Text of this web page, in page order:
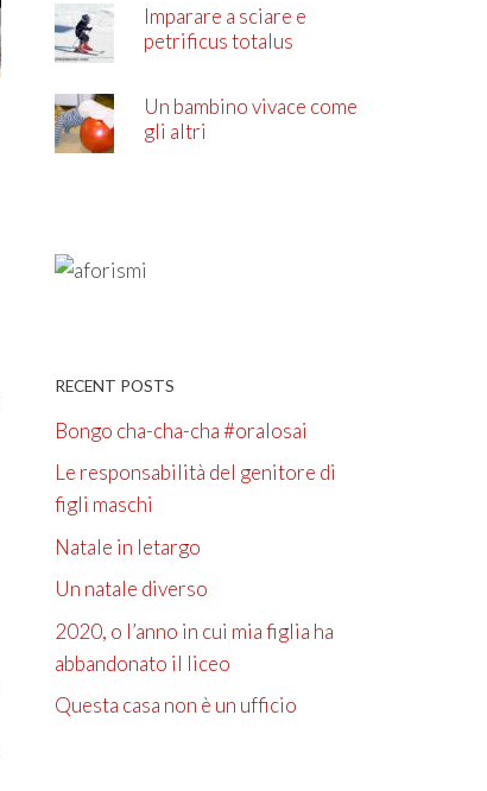
Imparare a sciare e
petrificus totalus
Un bambino vivace come
gli altri
RECENT POSTS
Bongo cha-cha-cha #oralosai
Le responsabilità del genitore di
figli maschi
Natale in letargo
Un natale diverso
2020, o l’anno in cui mia figlia ha
abbandonato il liceo
Questa casa non è un ufficio